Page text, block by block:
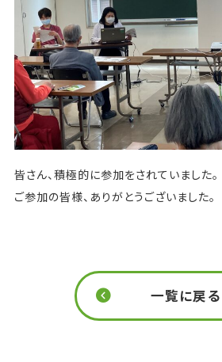
皆さん、積極的に参加をされていました。
ご参加の皆様、ありがとうございました。
一覧に戻る